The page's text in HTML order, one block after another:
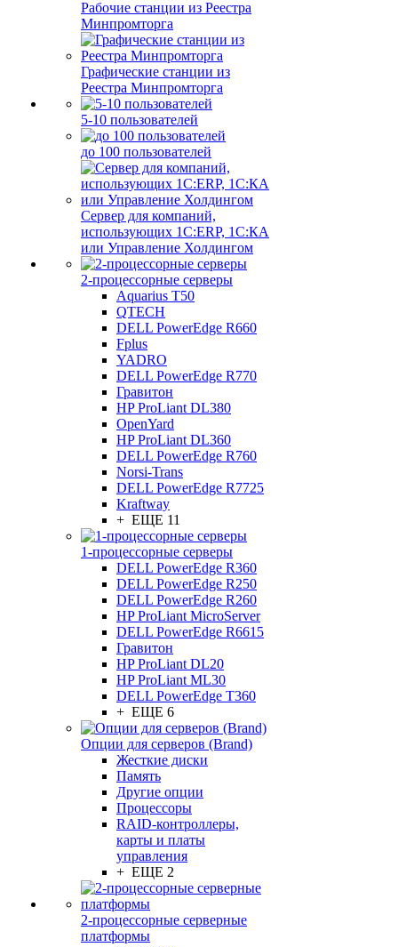
Рабочие станции из Реестра
Минпромторга
Графические станции из
Реестра Минпромторга
5-10 пользователей
до 100 пользователей
Сервер для компаний,
использующих 1C:ERP, 1С:КА
или Управление Холдингом
2-процессорные серверы
Aquarius T50
QTECH
DELL PowerEdge R660
Fplus
YADRO
DELL PowerEdge R770
Гравитон
HP ProLiant DL380
OpenYard
HP ProLiant DL360
DELL PowerEdge R760
Norsi-Trans
DELL PowerEdge R7725
Kraftway
+ ЕЩЕ 11
1-процессорные серверы
DELL PowerEdge R360
DELL PowerEdge R250
DELL PowerEdge R260
HP ProLiant MicroServer
DELL PowerEdge R6615
Гравитон
HP ProLiant DL20
HP ProLiant ML30
DELL PowerEdge T360
+ ЕЩЕ 6
Опции для серверов (Brand)
Жесткие диски
Память
Другие опции
Процессоры
RAID-контроллеры,
карты и платы
управления
+ ЕЩЕ 2
2-процессорные серверные
платформы